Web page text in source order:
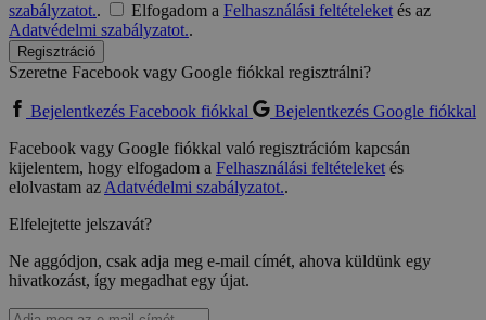
szabályzatot.. Elfogadom a Felhasználási feltételeketés az
Adatvédelmi szabályzatot..
Regisztráció
Szeretne Facebook vagy Google fiókkal regisztrálni?
Bejelentkezés Facebook fiókkal
Bejelentkezés Google fiókkal
Facebook vagy Google fiókkal való regisztrációm kapcsán
kijelentem, hogy elfogadom a Felhasználási feltételeketés
elolvastam azAdatvédelmi szabályzatot..
Elfelejtette jelszavát?
Ne aggódjon, csak adja meg e-mail címét, ahova küldünk egy
hivatkozást, így megadhat egy újat.